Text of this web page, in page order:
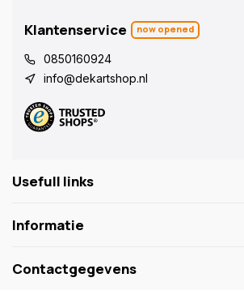
Klantenservice now opened
0850160924
info@dekartshop.nl
Usefull links
Informatie
Contactgegevens